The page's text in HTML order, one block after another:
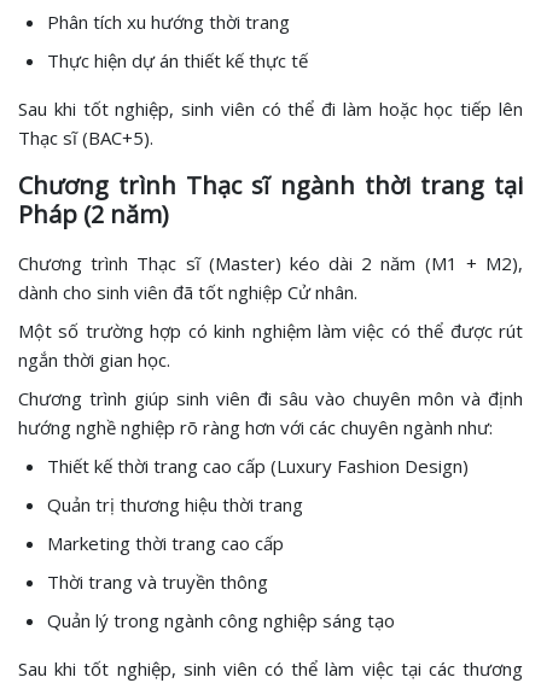
Phân tích xu hướng thời trang
Thực hiện dự án thiết kế thực tế
Sau khi tốt nghiệp, sinh viên có thể đi làm hoặc học tiếp lên
Thạc sĩ (BAC+5).
Chương trình Thạc sĩ ngành thời trang tại
Pháp (2 năm)
Chương trình Thạc sĩ (Master) kéo dài 2 năm (M1 + M2),
dành cho sinh viên đã tốt nghiệp Cử nhân.
Một số trường hợp có kinh nghiệm làm việc có thể được rút
ngắn thời gian học.
Chương trình giúp sinh viên đi sâu vào chuyên môn và định
hướng nghề nghiệp rõ ràng hơn với các chuyên ngành như:
Thiết kế thời trang cao cấp (Luxury Fashion Design)
Quản trị thương hiệu thời trang
Marketing thời trang cao cấp
Thời trang và truyền thông
Quản lý trong ngành công nghiệp sáng tạo
Sau khi tốt nghiệp, sinh viên có thể làm việc tại các thương